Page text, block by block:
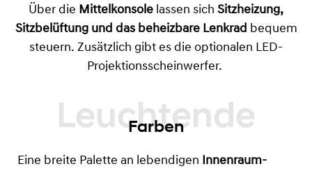
Über die Mittelkonsole lassen sich Sitzheizung,
Sitzbelüftung und das beheizbare Lenkrad bequem
steuern. Zusätzlich gibt es die optionalen LED-
Projektionsscheinwerfer.
Farben
Eine breite Palette an lebendigen Innenraum-